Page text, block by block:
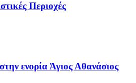
Περιοχές
ενορία Άγιος Αθανάσιος